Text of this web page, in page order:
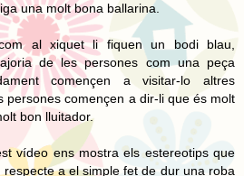
una molt bona ballarina.
al xiquet li fiquen un bodi blau,
de les persones com una peça
començen a visitar-lo altres
persones començen a dir-li que és molt
bon lluitador.
vídeo ens mostra els estereotips que
a el simple fet de dur una roba